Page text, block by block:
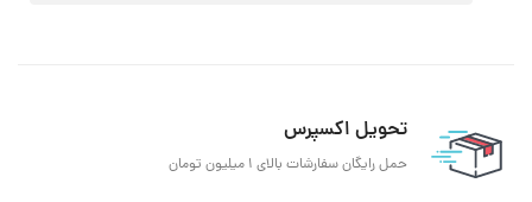
تحویل اکسپرس
حمل رایگان سفارشات بالای 1 میلیون تومان